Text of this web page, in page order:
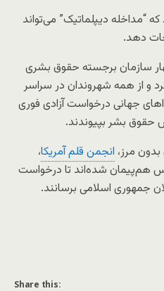
“مداخله دیپلماتیک” می‌تواند
دهد.
سازمان برجسته حقوق بشری
به کار کرد و از همه شهروندان در سراسر
جهانی درخواست آزادی فوری
بشر بپیوندند.
بدون مرز، انجمن قلم آمریکا،
هم‌پیمان شده‌اند تا درخواست
جمهوری اسلامی برسانند.
Share this: